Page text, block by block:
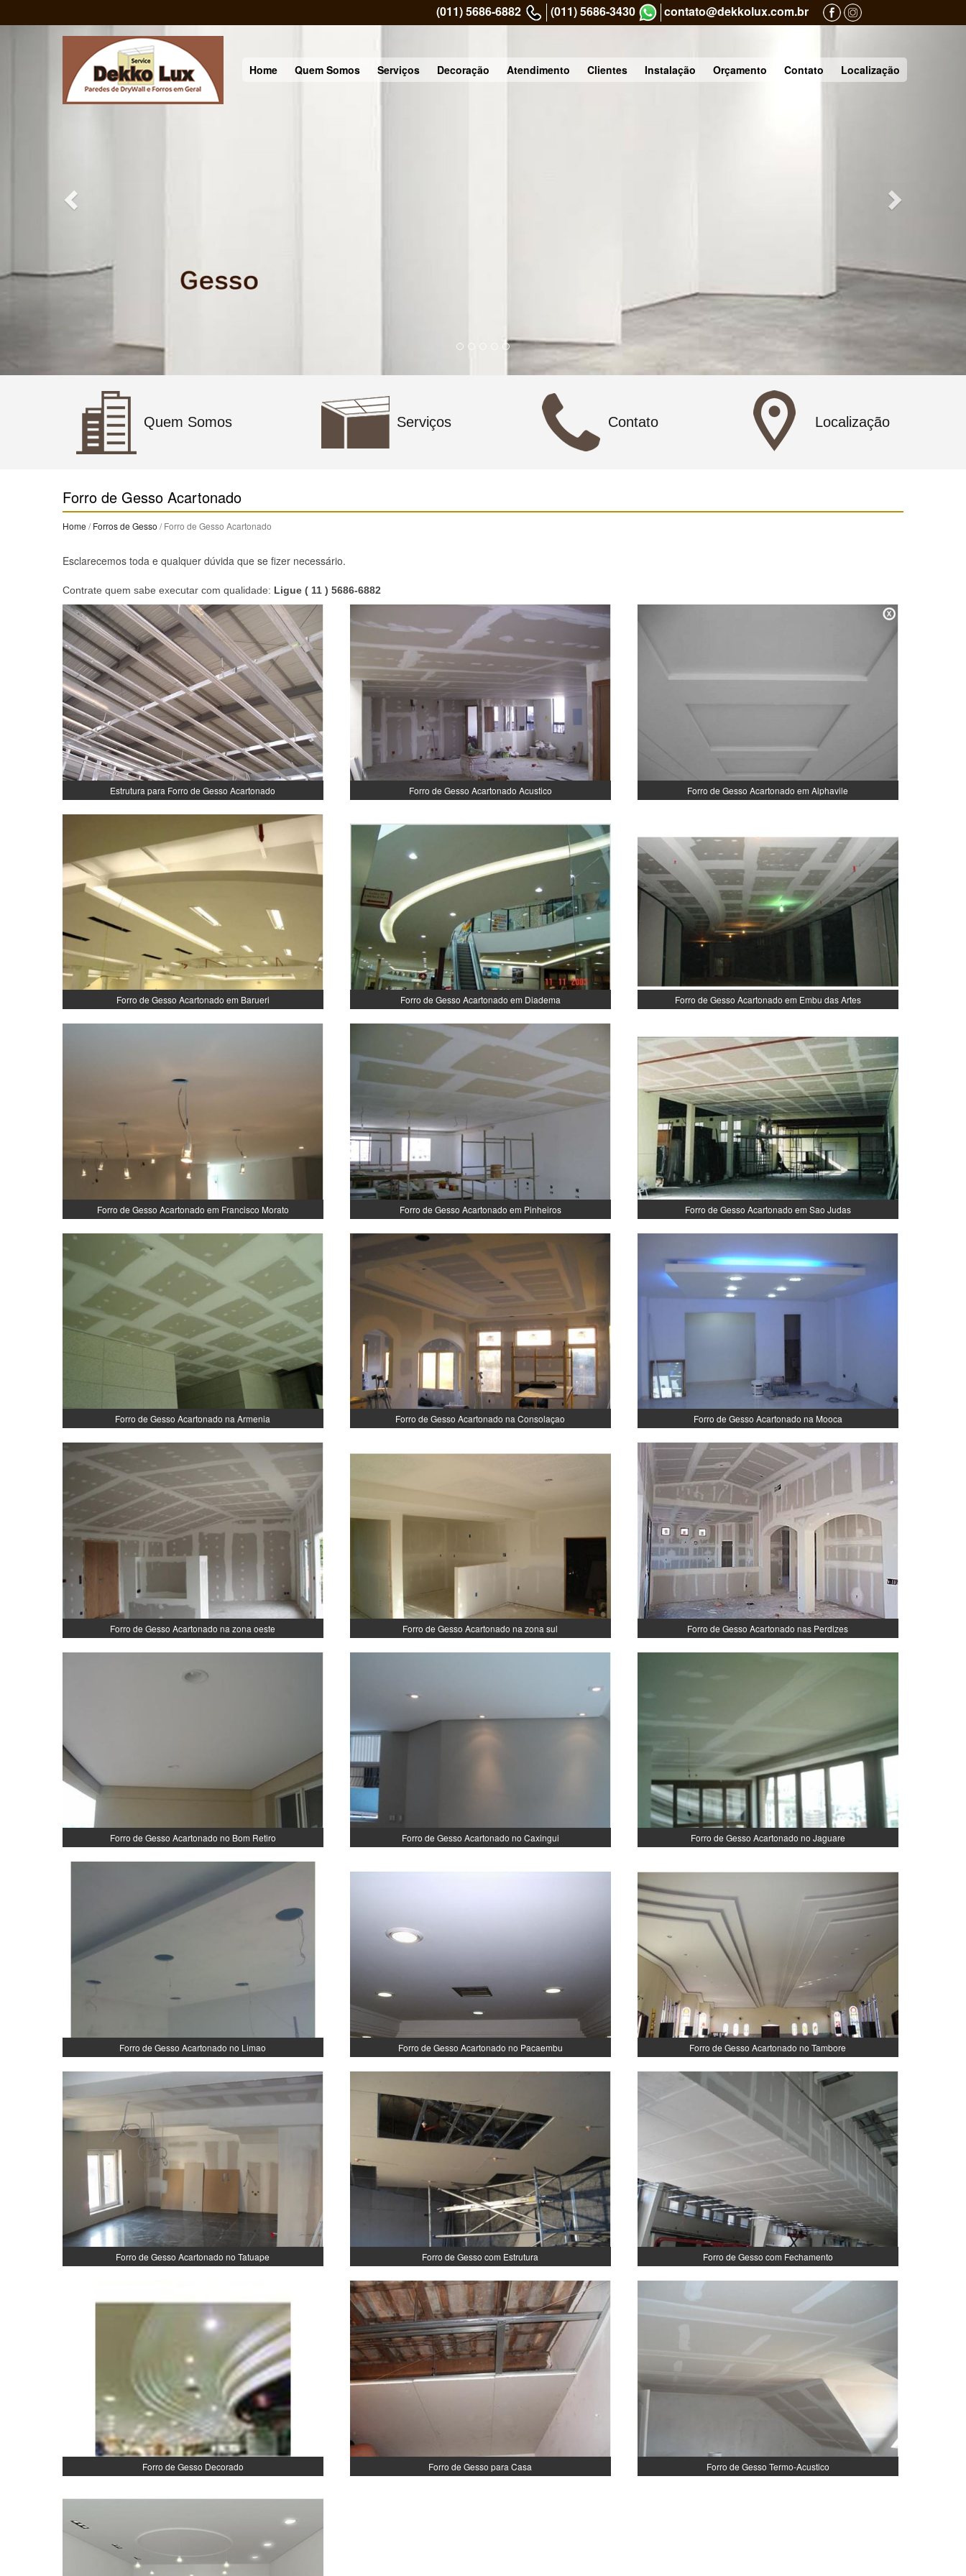
(011) 5686-6882 (011) 5686-3430 contato@dekkolux.com.br
Home Quem Somos Serviços Decoração Atendimento Clientes Instalação Orçamento Contato Localização
Previous Next
Quem Somos Serviços Contato Localização
Forro de Gesso Acartonado
Home /Forros de Gesso / Forro de Gesso Acartonado
Esclarecemos toda e qualquer dúvida que se fizer necessário.
Contrate quem sabe executar com qualidade: Ligue ( 11 ) 5686-6882
Estrutura para Forro de Gesso Acartonado Forro de Gesso Acartonado Acustico Forro de Gesso Acartonado em Alphavile
Forro de Gesso Acartonado em Barueri Forro de Gesso Acartonado em Diadema Forro de Gesso Acartonado em Embu das Artes
Forro de Gesso Acartonado em Francisco Morato Forro de Gesso Acartonado em Pinheiros Forro de Gesso Acartonado em Sao Judas
Forro de Gesso Acartonado na Armenia Forro de Gesso Acartonado na Consolaçao Forro de Gesso Acartonado na Mooca
Forro de Gesso Acartonado na zona oeste Forro de Gesso Acartonado na zona sul Forro de Gesso Acartonado nas Perdizes
Forro de Gesso Acartonado no Bom Retiro Forro de Gesso Acartonado no Caxingui Forro de Gesso Acartonado no Jaguare
Forro de Gesso Acartonado no Limao Forro de Gesso Acartonado no Pacaembu Forro de Gesso Acartonado no Tambore
Forro de Gesso Acartonado no Tatuape Forro de Gesso com Estrutura Forro de Gesso com Fechamento
Forro de Gesso Decorado Forro de Gesso para Casa Forro de Gesso Termo-Acustico